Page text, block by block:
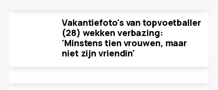
Vakantiefoto's van topvoetballer
(28) wekken verbazing:
'Minstens tien vrouwen, maar
niet zijn vriendin'